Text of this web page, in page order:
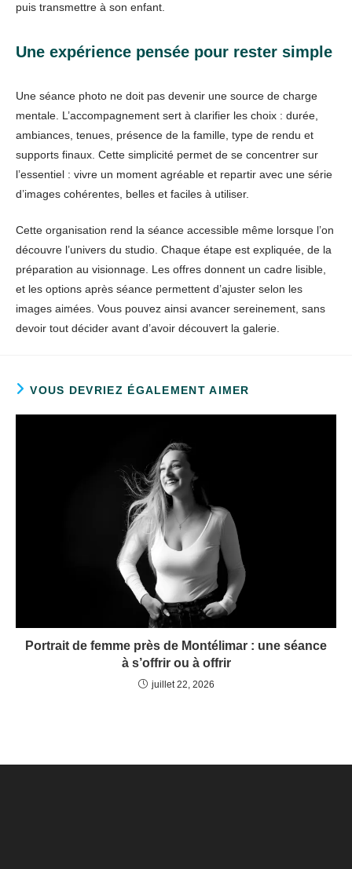
puis transmettre à son enfant.
Une expérience pensée pour rester simple
Une séance photo ne doit pas devenir une source de charge
mentale. L’accompagnement sert à clarifier les choix : durée,
ambiances, tenues, présence de la famille, type de rendu et
supports finaux. Cette simplicité permet de se concentrer sur
l’essentiel : vivre un moment agréable et repartir avec une série
d’images cohérentes, belles et faciles à utiliser.
Cette organisation rend la séance accessible même lorsque l’on
découvre l’univers du studio. Chaque étape est expliquée, de la
préparation au visionnage. Les offres donnent un cadre lisible,
et les options après séance permettent d’ajuster selon les
images aimées. Vous pouvez ainsi avancer sereinement, sans
devoir tout décider avant d’avoir découvert la galerie.
VOUS DEVRIEZ ÉGALEMENT AIMER
Portrait de femme près de Montélimar : une séance
à s’offrir ou à offrir
juillet 22, 2026